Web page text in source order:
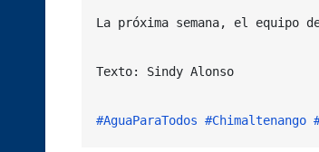
La próxima semana, el equipo
Texto: Sindy Alonso
#AguaParaTodos #Chimaltenango